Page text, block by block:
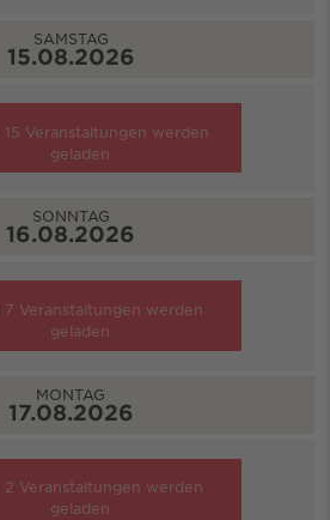
SAMSTAG
15.08.2026
15 Veranstaltungen werden
geladen
SONNTAG
16.08.2026
7 Veranstaltungen werden
geladen
MONTAG
17.08.2026
2 Veranstaltungen werden
geladen